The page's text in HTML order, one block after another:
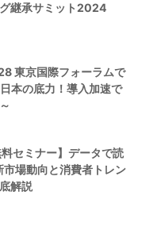
継承サミット2024
東京国際フォーラムで
本の底力！導入加速で
セミナー】データで読
場動向と消費者トレン
解説